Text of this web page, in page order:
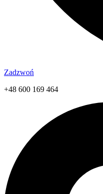
Zadzwoń
+48 600 169 464